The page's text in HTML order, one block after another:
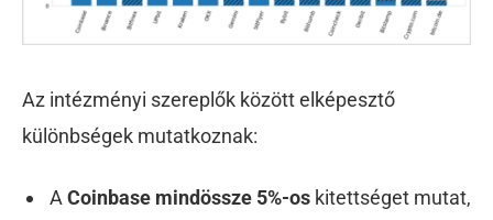
Az intézményi szereplők között elképesztő
különbségek mutatkoznak:
A Coinbase mindössze 5%-os kitettséget mutat,